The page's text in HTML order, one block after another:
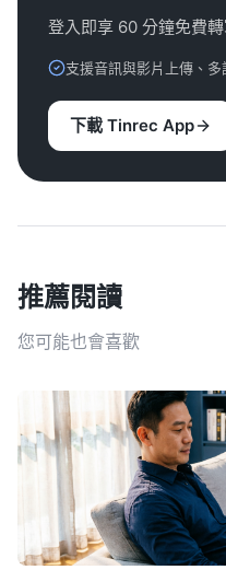
登入即享 60 分鐘免費
支援音訊與影片上傳、
下載 Tinrec App
推薦閱讀
您可能也會喜歡